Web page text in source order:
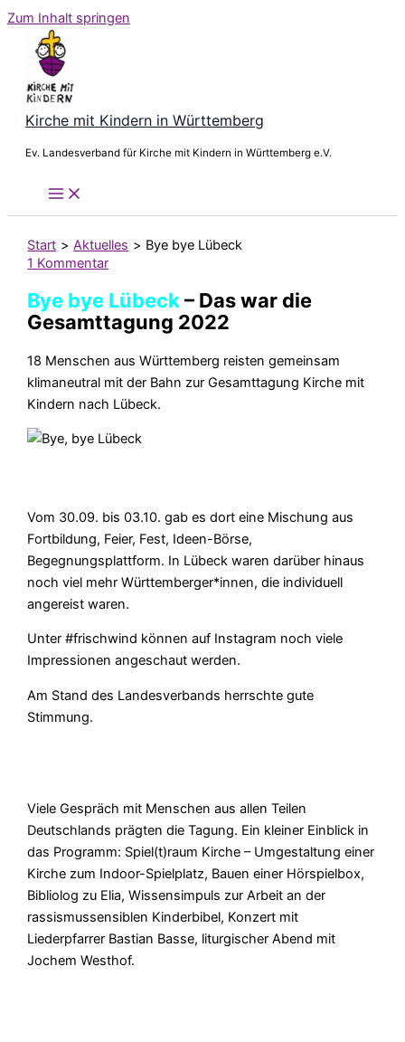
Zum Inhalt springen
Kirche mit Kindern in Württemberg
Ev. Landesverband für Kirche mit Kindern in Württemberg e.V.
Start Aktuelles
Bye bye Lübeck
1 Kommentar
Bye bye Lübeck – Das war die
Gesamttagung 2022
18 Menschen aus Württemberg reisten gemeinsam
klimaneutral mit der Bahn zur Gesamttagung Kirche mit
Kindern nach Lübeck.
Vom 30.09. bis 03.10. gab es dort eine Mischung aus
Fortbildung, Feier, Fest, Ideen-Börse,
Begegnungsplattform. In Lübeck waren darüber hinaus
noch viel mehr Württemberger*innen, die individuell
angereist waren.
Unter #frischwind können auf Instagram noch viele
Impressionen angeschaut werden.
Am Stand des Landesverbands herrschte gute
Stimmung.
Viele Gespräch mit Menschen aus allen Teilen
Deutschlands prägten die Tagung. Ein kleiner Einblick in
das Programm: Spiel(t)raum Kirche – Umgestaltung einer
Kirche zum Indoor-Spielplatz, Bauen einer Hörspielbox,
Bibliolog zu Elia, Wissensimpuls zur Arbeit an der
rassismussensiblen Kinderbibel, Konzert mit
Liederpfarrer Bastian Basse, liturgischer Abend mit
Jochem Westhof.